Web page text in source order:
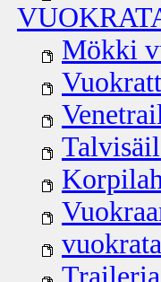
Mökki